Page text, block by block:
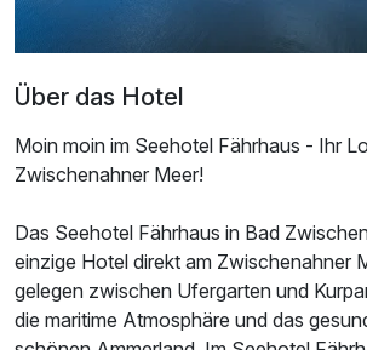
Über das Hotel
Moin moin im Seehotel Fährhaus - Ihr
Zwischenahner Meer!
Das Seehotel Fährhaus in Bad
einzige Hotel direkt am Zwischenahner
gelegen zwischen Ufergarten und
die maritime Atmosphäre und das